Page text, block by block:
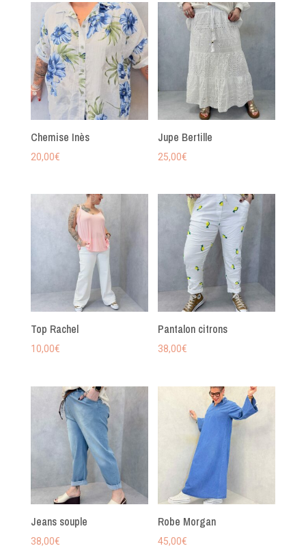
Chemise Inès
20,00€
Jupe Bertille
25,00€
Top Rachel
10,00€
Pantalon citrons
38,00€
Jeans souple
38,00€
Robe Morgan
45,00€